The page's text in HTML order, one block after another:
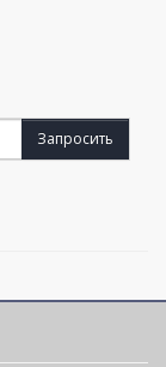
Запросить